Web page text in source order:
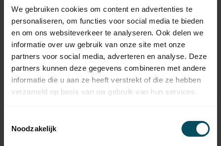
We gebruiken cookies om content en advertenties te
personaliseren, om functies voor social media te bieden
en om ons websiteverkeer te analyseren. Ook delen we
informatie over uw gebruik van onze site met onze
partners voor social media, adverteren en analyse. Deze
partners kunnen deze gegevens combineren met andere
informatie die u aan ze heeft verstrekt of die ze hebben
verzameld op basis van uw gebruik van hun services.
Noodzakelijk
mm, extra sterk
Op voorraad
SELVE
Selve Optrekband 22 mm,
12 meter
Op voorraad
12,95
SELVE